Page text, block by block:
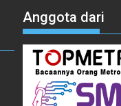
Anggota dari